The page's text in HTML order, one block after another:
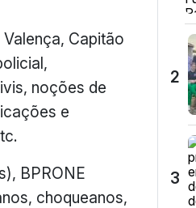
Capitão
noções de
e
BPRONE
choqueanos,
2
3